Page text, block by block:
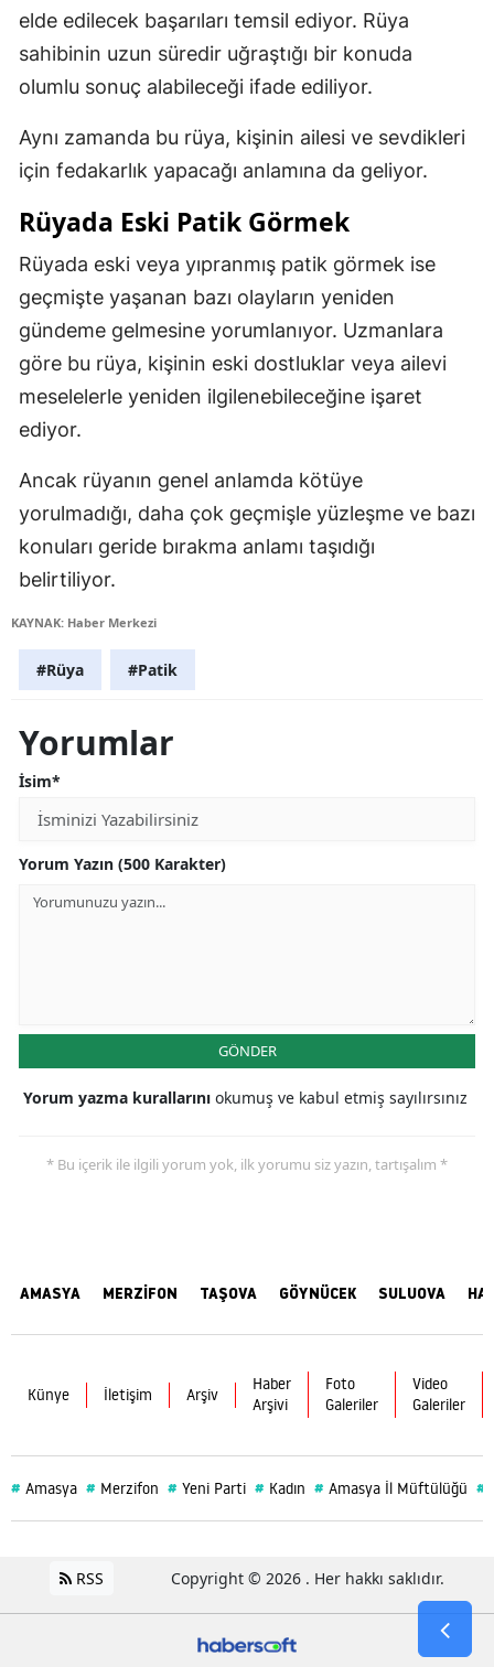
elde edilecek başarıları temsil ediyor. Rüya
sahibinin uzun süredir uğraştığı bir konuda
olumlu sonuç alabileceği ifade ediliyor.
Aynı zamanda bu rüya, kişinin ailesi ve sevdikleri
için fedakarlık yapacağı anlamına da geliyor.
Rüyada Eski Patik Görmek
Rüyada eski veya yıpranmış patik görmek ise
geçmişte yaşanan bazı olayların yeniden
gündeme gelmesine yorumlanıyor. Uzmanlara
göre bu rüya, kişinin eski dostluklar veya ailevi
meselelerle yeniden ilgilenebileceğine işaret
ediyor.
Ancak rüyanın genel anlamda kötüye
yorulmadığı, daha çok geçmişle yüzleşme ve bazı
konuları geride bırakma anlamı taşıdığı
belirtiliyor.
KAYNAK: Haber Merkezi
#Rüya #Patik
Yorumlar
İsim*
Yorum Yazın (500 Karakter)
GÖNDER
Yorum yazma kurallarını okumuş ve kabul etmiş sayılırsınız
* Bu içerik ile ilgili yorum yok, ilk yorumu siz yazın, tartışalım *
AMASYA MERZİFON TAŞOVA GÖYNÜCEK SULUOVA
Künye İletişim Arşiv
Haber
Arşivi
Foto
Galeriler
Video
Galeriler
# Amasya # Merzifon # Yeni Parti # Kadın # Amasya İl Müftülüğü #
RSS Copyright © 2026 . Her hakkı saklıdır.